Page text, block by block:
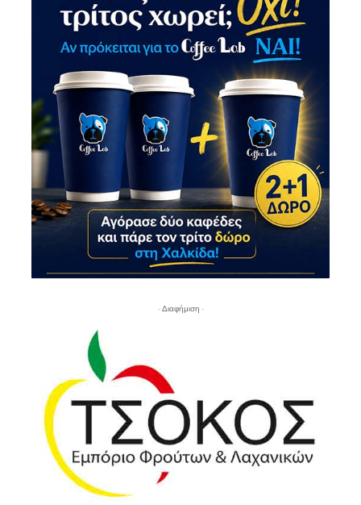
- Διαφήμιση -